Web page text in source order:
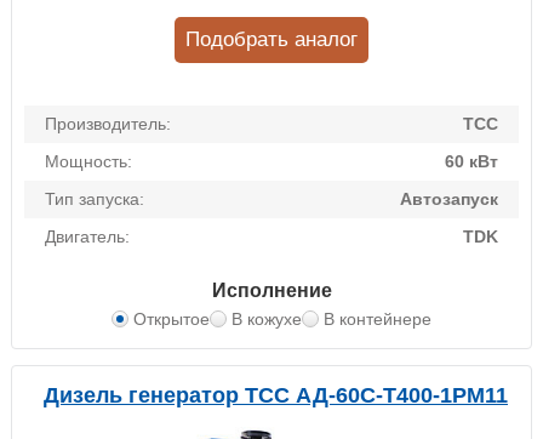
Производитель:
ТСС
Мощность:
60 кВт
Тип запуска:
Автозапуск
Двигатель:
TDK
Исполнение
Открытое В кожухе В контейнере
Подобрать аналог
Дизель генератор ТСС АД-60С-Т400-1РМ11